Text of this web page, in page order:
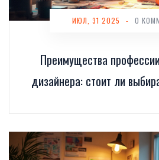
Преимущества
дизайнера: стоит ли
ИЮЛ, 31 2025 - 0